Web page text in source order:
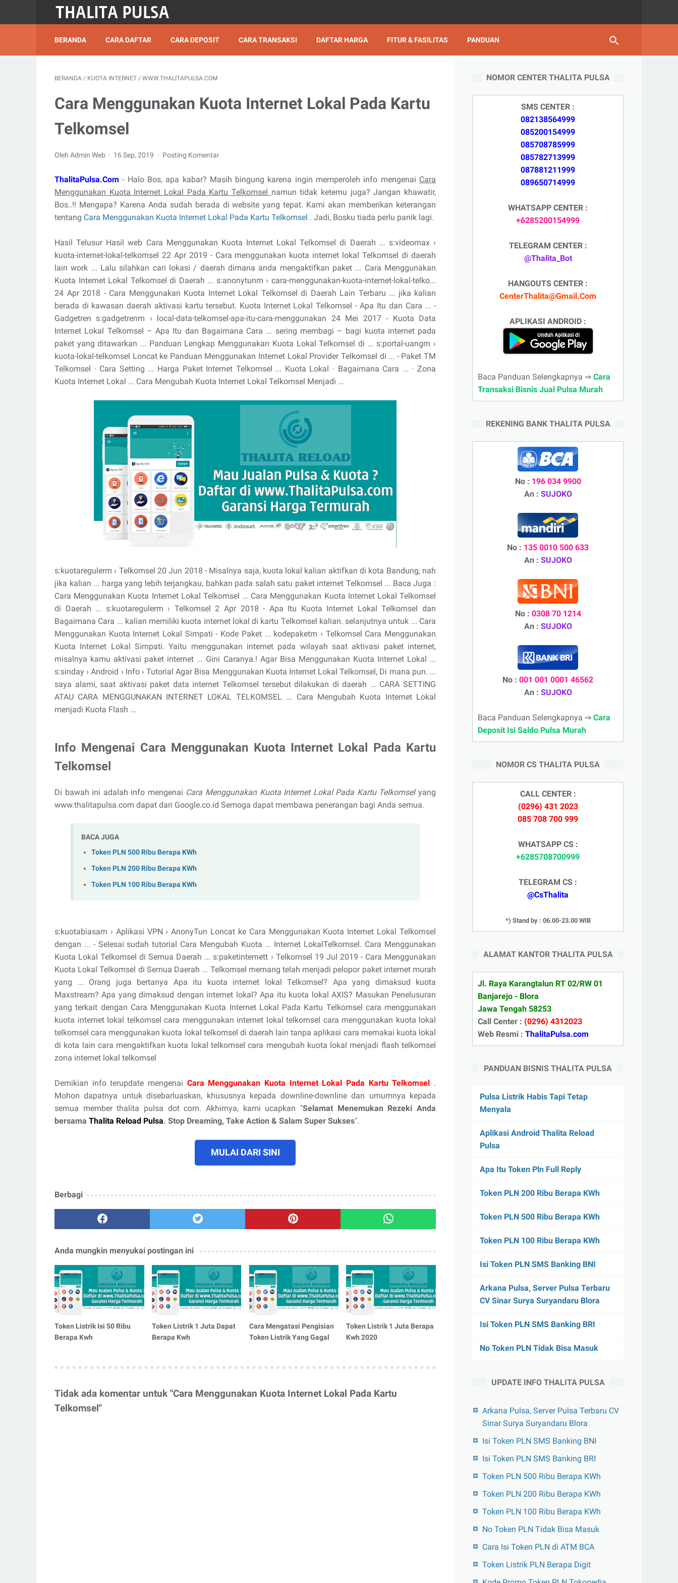
BERANDA CARA DAFTAR CARA DEPOSIT CARA TRANSAKSI DAFTAR HARGA FITUR & FASILITAS PANDUAN
BERANDA / KUOTA INTERNET / WWW.THALITAPULSA.COM
Cara Menggunakan Kuota Internet Lokal Pada Kartu
Telkomsel
Oleh Admin Web 16 Sep, 2019 Posting Komentar
ThalitaPulsa.Com - Halo Bos, apa kabar? Masih bingung karena ingin memperoleh info mengenai Cara
Menggunakan Kuota Internet Lokal Pada Kartu Telkomsel namun tidak ketemu juga? Jangan khawatir,
Bos..!! Mengapa? Karena Anda sudah berada di website yang tepat. Kami akan memberikan keterangan
tentang Cara Menggunakan Kuota Internet Lokal Pada Kartu Telkomsel . Jadi, Bosku tiada perlu panik lagi.
Hasil Telusur Hasil web Cara Menggunakan Kuota Internet Lokal Telkomsel di Daerah ... s:videomax ›
kuota-internet-lokal-telkomsel 22 Apr 2019 - Cara menggunakan kuota internet lokal Telkomsel di daerah
lain work ... Lalu silahkan cari lokasi / daerah dimana anda mengaktifkan paket ... Cara Menggunakan
Kuota Internet Lokal Telkomsel di Daerah ... s:anonytunm › cara-menggunakan-kuota-internet-lokal-telko...
24 Apr 2018 - Cara Menggunakan Kuota Internet Lokal Telkomsel di Daerah Lain Terbaru ... jika kalian
berada di kawasan daerah aktivasi kartu tersebut. Kuota Internet Lokal Telkomsel - Apa Itu dan Cara ... -
Gadgetren s:gadgetrenm › local-data-telkomsel-apa-itu-cara-menggunakan 24 Mei 2017 - Kuota Data
Internet Lokal Telkomsel – Apa Itu dan Bagaimana Cara ... sering membagi – bagi kuota internet pada
paket yang ditawarkan ... Panduan Lengkap Menggunakan Kuota Lokal Telkomsel di ... s:portal-uangm ›
kuota-lokal-telkomsel Loncat ke Panduan Menggunakan Internet Lokal Provider Telkomsel di ... - Paket TM
Telkomsel · Cara Setting ... Harga Paket Internet Telkomsel ... ‎Kuota Lokal · ‎Bagaimana Cara ... · ‎Zona
Kuota Internet Lokal ... Cara Mengubah Kuota Internet Lokal Telkomsel Menjadi ...
s:kuotaregulerm › Telkomsel 20 Jun 2018 - Misalnya saja, kuota lokal kalian aktifkan di kota Bandung, nah
jika kalian ... harga yang lebih terjangkau, bahkan pada salah satu paket internet Telkomsel ... Baca Juga :
Cara Menggunakan Kuota Internet Lokal Telkomsel ... Cara Menggunakan Kuota Internet Lokal Telkomsel
di Daerah ... s:kuotaregulerm › Telkomsel 2 Apr 2018 - Apa Itu Kuota Internet Lokal Telkomsel dan
Bagaimana Cara ... kalian memiliki kuota internet lokal di kartu Telkomsel kalian. selanjutnya untuk ... Cara
Menggunakan Kuota Internet Lokal Simpati - Kode Paket ... kodepaketm › Telkomsel Cara Menggunakan
Kuota Internet Lokal Simpati. Yaitu menggunakan internet pada wilayah saat aktivasi paket internet,
misalnya kamu aktivasi paket internet ... Gini Caranya.! Agar Bisa Menggunakan Kuota Internet Lokal ...
s:sinday › Android › Info › Tutorial Agar Bisa Menggunakan Kuota Internet Lokal Telkomsel, Di mana pun. ...
saya alami, saat aktivasi paket data internet Telkomsel tersebut dilakukan di daerah ... CARA SETTING
ATAU CARA MENGGUNAKAN INTERNET LOKAL TELKOMSEL ... Cara Mengubah Kuota Internet Lokal
menjadi Kuota Flash ...
Info Mengenai Cara Menggunakan Kuota Internet Lokal Pada Kartu
Telkomsel
Di bawah ini adalah info mengenai Cara Menggunakan Kuota Internet Lokal Pada Kartu Telkomselyang
www.thalitapulsa.com dapat dari Google.co.id Semoga dapat membawa penerangan bagi Anda semua.
BACA JUGA
Token PLN 500 Ribu Berapa KWh
Token PLN 200 Ribu Berapa KWh
Token PLN 100 Ribu Berapa KWh
s:kuotabiasam › Aplikasi VPN › AnonyTun Loncat ke Cara Menggunakan Kuota Internet Lokal Telkomsel
dengan ... - Selesai sudah tutorial Cara Mengubah Kuota ... Internet LokalTelkomsel. Cara Menggunakan
Kuota Lokal Telkomsel di Semua Daerah ... s:paketinternett › Telkomsel 19 Jul 2019 - Cara Menggunakan
Kuota Lokal Telkomsel di Semua Daerah ... Telkomsel memang telah menjadi pelopor paket internet murah
yang ... Orang juga bertanya Apa itu kuota internet lokal Telkomsel? Apa yang dimaksud kuota
Maxstream? Apa yang dimaksud dengan internet lokal? Apa itu kuota lokal AXIS? Masukan Penelusuran
yang terkait dengan Cara Menggunakan Kuota Internet Lokal Pada Kartu Telkomsel cara menggunakan
kuota internet lokal telkomsel cara menggunakan internet lokal telkomsel cara menggunakan kuota lokal
telkomsel cara menggunakan kuota lokal telkomsel di daerah lain tanpa aplikasi cara memakai kuota lokal
di kota lain cara mengaktifkan kuota lokal telkomsel cara mengubah kuota lokal menjadi flash telkomsel
zona internet lokal telkomsel
Demikian info terupdate mengenai Cara Menggunakan Kuota Internet Lokal Pada Kartu Telkomsel .
Mohon dapatnya untuk disebarluaskan, khususnya kepada downline-downline dan umumnya kepada
semua member thalita pulsa dot com. Akhirnya, kami ucapkan "Selamat Menemukan Rezeki Anda
bersama Thalita Reload Pulsa. Stop Dreaming, Take Action & Salam Super Sukses".
MULAI DARI SINI
Berbagi
Anda mungkin menyukai postingan ini
Token Listrik Isi 50 Ribu
Berapa Kwh
Token Listrik 1 Juta Dapat
Berapa Kwh
Cara Mengatasi Pengisian
Token Listrik Yang Gagal
Token Listrik 1 Juta Berapa
Kwh 2020
Tidak ada komentar untuk "Cara Menggunakan Kuota Internet Lokal Pada Kartu
Telkomsel"
NOMOR CENTER THALITA PULSA
SMS CENTER :
082138564999
085200154999
085708785999
085782713999
087881211999
089650714999
WHATSAPP CENTER :
+6285200154999
TELEGRAM CENTER :
@Thalita_Bot
HANGOUTS CENTER :
CenterThalita@Gmail.Com
APLIKASI ANDROID :
Baca Panduan Selengkapnya ⇒ Cara
Transaksi Bisnis Jual Pulsa Murah
REKENING BANK THALITA PULSA
No : 196 034 9900
An : SUJOKO
No : 135 0010 500 633
An : SUJOKO
No : 0308 70 1214
An : SUJOKO
No : 001 001 0001 46562
An : SUJOKO
Baca Panduan Selengkapnya ⇒ Cara
Deposit Isi Saldo Pulsa Murah
NOMOR CS THALITA PULSA
CALL CENTER :
(0296) 431 2023
085 708 700 999
WHATSAPP CS :
+6285708700999
TELEGRAM CS :
@CsThalita
*) Stand by : 06.00-23.00 WIB
ALAMAT KANTOR THALITA PULSA
Jl. Raya Karangtalun RT 02/RW 01
Banjarejo - Blora
Jawa Tengah 58253
Call Center : (0296) 4312023
Web Resmi : ThalitaPulsa.com
PANDUAN BISNIS THALITA PULSA
Pulsa Listrik Habis Tapi Tetap
Menyala
Aplikasi Android Thalita Reload
Pulsa
Apa Itu Token Pln Full Reply
Token PLN 200 Ribu Berapa KWh
Token PLN 500 Ribu Berapa KWh
Token PLN 100 Ribu Berapa KWh
Isi Token PLN SMS Banking BNI
Arkana Pulsa, Server Pulsa Terbaru
CV Sinar Surya Suryandaru Blora
Isi Token PLN SMS Banking BRI
No Token PLN Tidak Bisa Masuk
UPDATE INFO THALITA PULSA
Arkana Pulsa, Server Pulsa Terbaru CV
Sinar Surya Suryandaru Blora
Isi Token PLN SMS Banking BNI
Isi Token PLN SMS Banking BRI
Token PLN 500 Ribu Berapa KWh
Token PLN 200 Ribu Berapa KWh
Token PLN 100 Ribu Berapa KWh
No Token PLN Tidak Bisa Masuk
Cara Isi Token PLN di ATM BCA
Token Listrik PLN Berapa Digit